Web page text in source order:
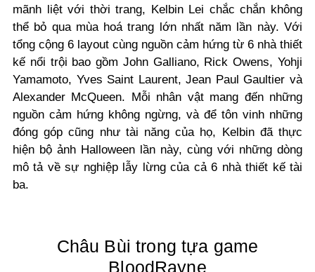
mãnh liệt với thời trang, Kelbin Lei chắc chắn không
thể bỏ qua mùa hoá trang lớn nhất năm lần này. Với
tổng cộng 6 layout cùng nguồn cảm hứng từ 6 nhà thiết
kế nổi trội bao gồm John Galliano, Rick Owens, Yohji
Yamamoto, Yves Saint Laurent, Jean Paul Gaultier và
Alexander McQueen. Mỗi nhân vật mang đến những
nguồn cảm hứng không ngừng, và để tôn vinh những
đóng góp cũng như tài năng của họ, Kelbin đã thực
hiện bộ ảnh Halloween lần này, cùng với những dòng
mô tả về sự nghiệp lẫy lừng của cả 6 nhà thiết kế tài
ba.
Châu Bùi trong tựa game
BloodRayne